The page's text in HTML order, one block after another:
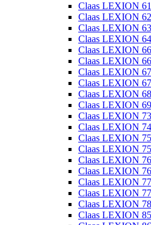
Claas LEXION
Claas LEXION
Claas LEXION
Claas LEXION
Claas LEXION
Claas LEXION
Claas LEXION
Claas LEXION
Claas LEXION
Claas LEXION
Claas LEXION
Claas LEXION
Claas LEXION
Claas LEXION
Claas LEXION
Claas LEXION
Claas LEXION
Claas LEXION
Claas LEXION
Claas LEXION